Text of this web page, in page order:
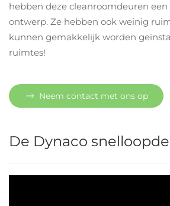
hebben deze cleanroomdeuren een
ontwerp. Ze hebben ook weinig
kunnen gemakkelijk worden
ruimtes!
Neem contact met ons op
De Dynaco